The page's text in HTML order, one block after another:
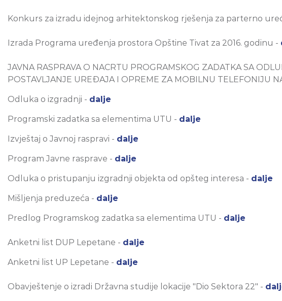
Konkurs za izradu idejnog arhitektonskog rješenja za parterno
Izrada Programa uređenja prostora Opštine Tivat za 2016. godinu -
JAVNA RASPRAVA O NACRTU PROGRAMSKOG ZADATKA SA
POSTAVLJANJE UREĐAJA I OPREME ZA MOBILNU TELEFONIJU
Odluka o izgradnji - dalje
Programski zadatka sa elementima UTU - dalje
Izvještaj o Javnoj raspravi - dalje
Program Javne rasprave - dalje
Odluka o pristupanju izgradnji objekta od opšteg interesa - dalje
Mišljenja preduzeća - dalje
Predlog Programskog zadatka sa elementima UTU - dalje
Anketni list DUP Lepetane - dalje
Anketni list UP Lepetane - dalje
Obavještenje o izradi Državna studije lokacije "Dio Sektora 22" -